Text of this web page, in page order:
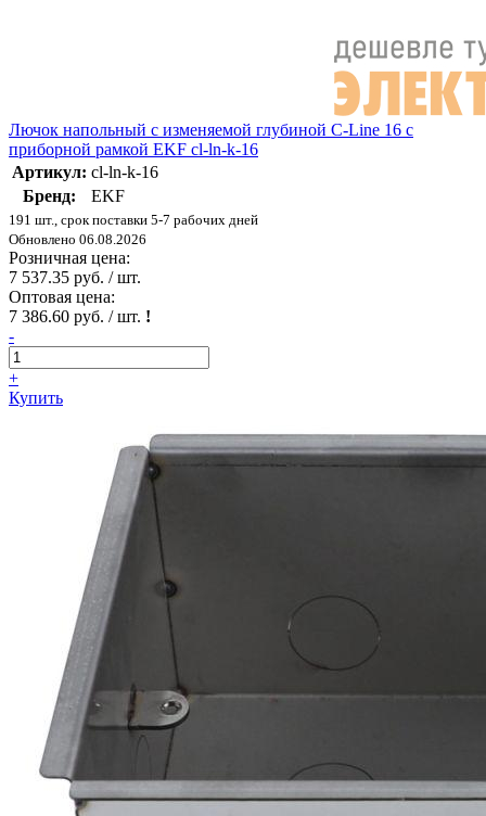
Лючок напольный с изменяемой глубиной C-Line 16 с
приборной рамкой EKF cl-ln-k-16
Артикул: cl-ln-k-16
Бренд:
EKF
191 шт., срок поставки 5-7 рабочих дней
Обновлено 06.08.2026
Розничная цена:
7 537.35 руб. / шт.
Оптовая цена:
7 386.60 руб. / шт. !
-
+
Купить